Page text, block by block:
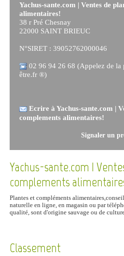
Yachus-sante.com | Ventes de
alimentaires!
38 r Pré Chesnay
22000 SAINT BRIEUC
N°SIRET : 39052762000046
02 96 94 26 68 (Appelez de
être.fr ®)
Ecrire à Yachus-sante.com |
complements alimentaires!
Signaler un
Yachus-sante.com |
complements
Plantes et compléments
naturelle en ligne, en magasin ou par
qualité, sont d'origine sauvage ou de
Classement